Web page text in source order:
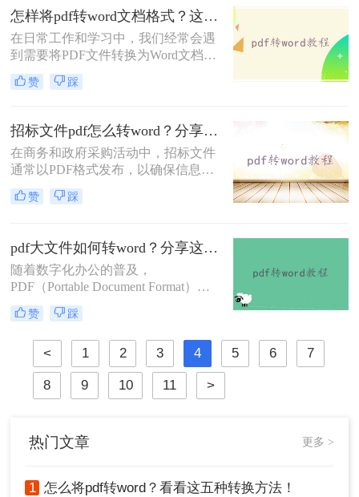
通常更为便捷。因此，掌握将PDF文
件转换为Word文档的方法，对于提高
工作效率至关重要。那么pdf格式怎样
转word格式呢？本文将详细介绍几种
将PDF转换为Word的有效方法。
怎样将pdf转word文档格式？这4个方法让你轻松掌握!
在日常工作和学习中，我们经常会遇
到需要将PDF文件转换为Word文档格
式的情况，以便进行编辑、修改或进
一步处理。PDF文件虽然具有良好的
意修改的特点，但在需要频繁编辑或
调整文档内容时，Word文档则显得更
为灵活和方便。那么怎样将pdf转word
文档格式呢？以下将介绍四种将PDF
转换为Word文档格式的方法，帮助您
轻松应对各种需求。
赞 踩
招标文件pdf怎么转word？分享二个高效方法！
在商务和政府采购活动中，招标文件
通常以PDF格式发布，以确保信息的
完整性和安全性。然而，对于需要编
辑、修改或重新排版招标文件的用户
格式成为了一个常见的需求。本文将
为您详细介绍招标文件pdf怎么转word
的几种高效方法。
赞 踩
pdf大文件如何转word？分享这三种方法！
随着数字化办公的普及，
PDF（Portable Document Format）和
Word文档已成为我们日常工作中不可
或缺的文件格式。然而，在处理大型
PDF文件时，我们有时需要将其转换
为Word格式以便进行编辑和修改。那
么pdf大文件如何转word呢？本文将详
细介绍几种将PDF大文件转换为Word
赞 踩
< 1 2 3 4 5 6 7
8 9 10 11 >
热门文章 更多 >
1 怎么将pdf转word？看看这五种转换方法！